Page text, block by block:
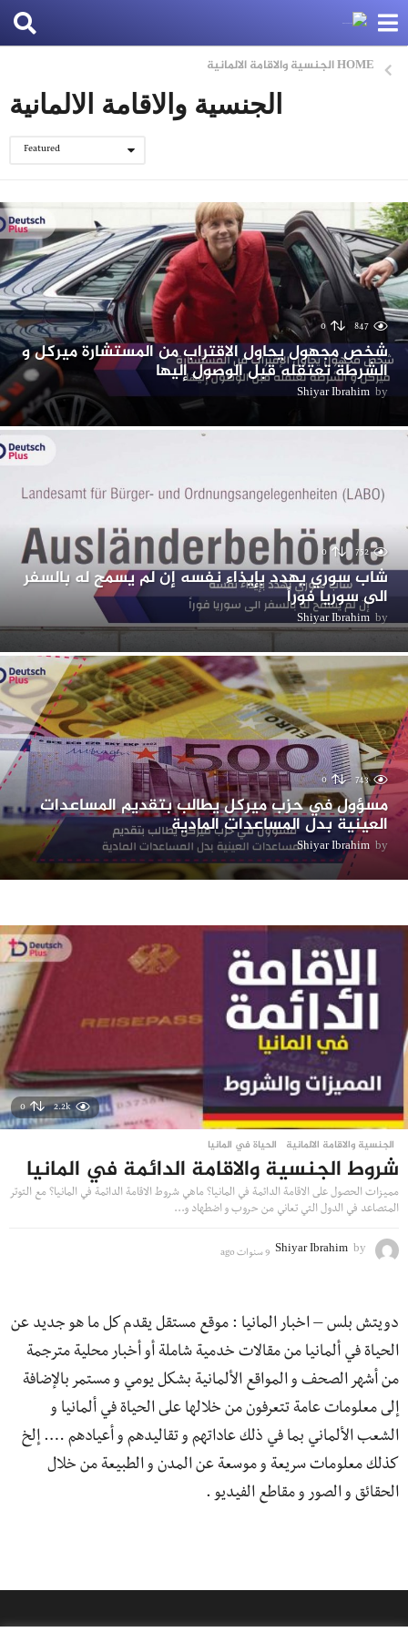
HOMEالجنسية والاقامة الالمانية
الجنسية والاقامة الالمانية
Featured
847
0
شخص مجهول يحاول الاقتراب من المستشارة ميركل و
الشرطة تعتقله قبل الوصول إليها
by
Shiyar Ibrahim
752
0
شاب سوري يهدد بإيذاء نفسه إن لم يسمح له بالسفر
الى سوريا فوراً
by
Shiyar Ibrahim
743
0
مسؤول في حزب ميركل يطالب بتقديم المساعدات
العينية بدل المساعدات المادية
by
Shiyar Ibrahim
2.2k
0
الجنسية والاقامة الالمانية ,
الحياة في المانيا
شروط الجنسية والاقامة الدائمة في المانيا
مميزات الحصول على الاقامة الدائمة في المانيا؟ ماهي شروط الاقامة الدائمة في المانيا؟ مع التوتر
المتصاعد في الدول التي تعاني من حروب و اضطهاد و...
by
Shiyar Ibrahim 9 سنوات ago
ا
a
دويتش بلس – اخبار المانيا : موقع مستقل يقدم كل ما هو جديد عن
الحياة في ألمانيا من مقالات خدمية شاملة أو أخبار محلية مترجمة
من أشهر الصحف و المواقع الألمانية بشكل يومي و مستمر بالإضافة
إلى معلومات عامة تتعرفون من خلالها على الحياة في ألمانيا و
الشعب الألماني بما في ذلك عاداتهم و تقاليدهم و أعيادهم …. إلخ
كذلك معلومات سريعة و موسعة عن المدن و الطبيعة من خلال
الحقائق و الصور و مقاطع الفيديو .